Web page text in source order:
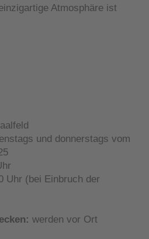
Atmosphäre ist
und donnerstags vom
Uhr (bei Einbruch der
werden vor Ort